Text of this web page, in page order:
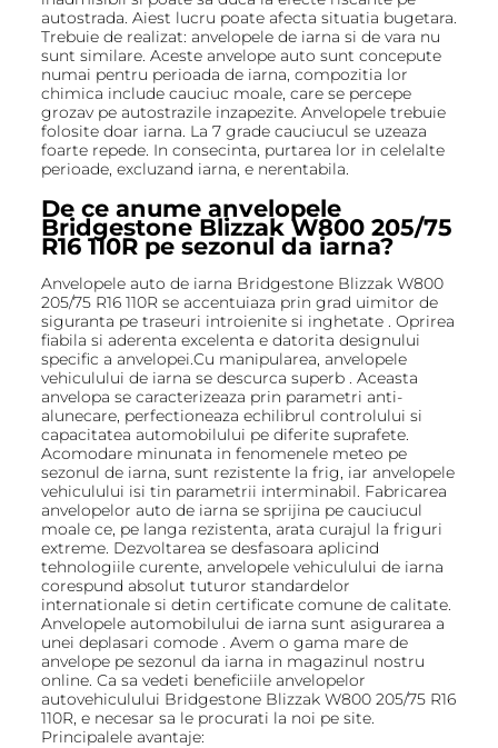
autostrada. Aiest lucru poate afecta situatia bugetara.
Trebuie de realizat: anvelopele de iarna si de vara nu
sunt similare. Aceste anvelope auto sunt concepute
numai pentru perioada de iarna, compozitia lor
chimica include cauciuc moale, care se percepe
grozav pe autostrazile inzapezite. Anvelopele trebuie
folosite doar iarna. La 7 grade cauciucul se uzeaza
foarte repede. In consecinta, purtarea lor in celelalte
perioade, excluzand iarna, e nerentabila.
De ce anume anvelopele
Bridgestone Blizzak W800 205/75
R16 110R pe sezonul da iarna?
Anvelopele auto de iarna Bridgestone Blizzak W800
205/75 R16 110R se accentuiaza prin grad uimitor de
siguranta pe traseuri introienite si inghetate . Oprirea
fiabila si aderenta excelenta e datorita designului
specific a anvelopei.Cu manipularea, anvelopele
vehiculului de iarna se descurca superb . Aceasta
anvelopa se caracterizeaza prin parametri anti-
alunecare, perfectioneaza echilibrul controlului si
capacitatea automobilului pe diferite suprafete.
Acomodare minunata in fenomenele meteo pe
sezonul de iarna, sunt rezistente la frig, iar anvelopele
vehiculului isi tin parametrii interminabil. Fabricarea
anvelopelor auto de iarna se sprijina pe cauciucul
moale ce, pe langa rezistenta, arata curajul la friguri
extreme. Dezvoltarea se desfasoara aplicind
tehnologiile curente, anvelopele vehiculului de iarna
corespund absolut tuturor standardelor
internationale si detin certificate comune de calitate.
Anvelopele automobilului de iarna sunt asigurarea a
unei deplasari comode . Avem o gama mare de
anvelope pe sezonul da iarna in magazinul nostru
online. Ca sa vedeti beneficiile anvelopelor
autovehiculului Bridgestone Blizzak W800 205/75 R16
110R, e necesar sa le procurati la noi pe site.
Principalele avantaje: